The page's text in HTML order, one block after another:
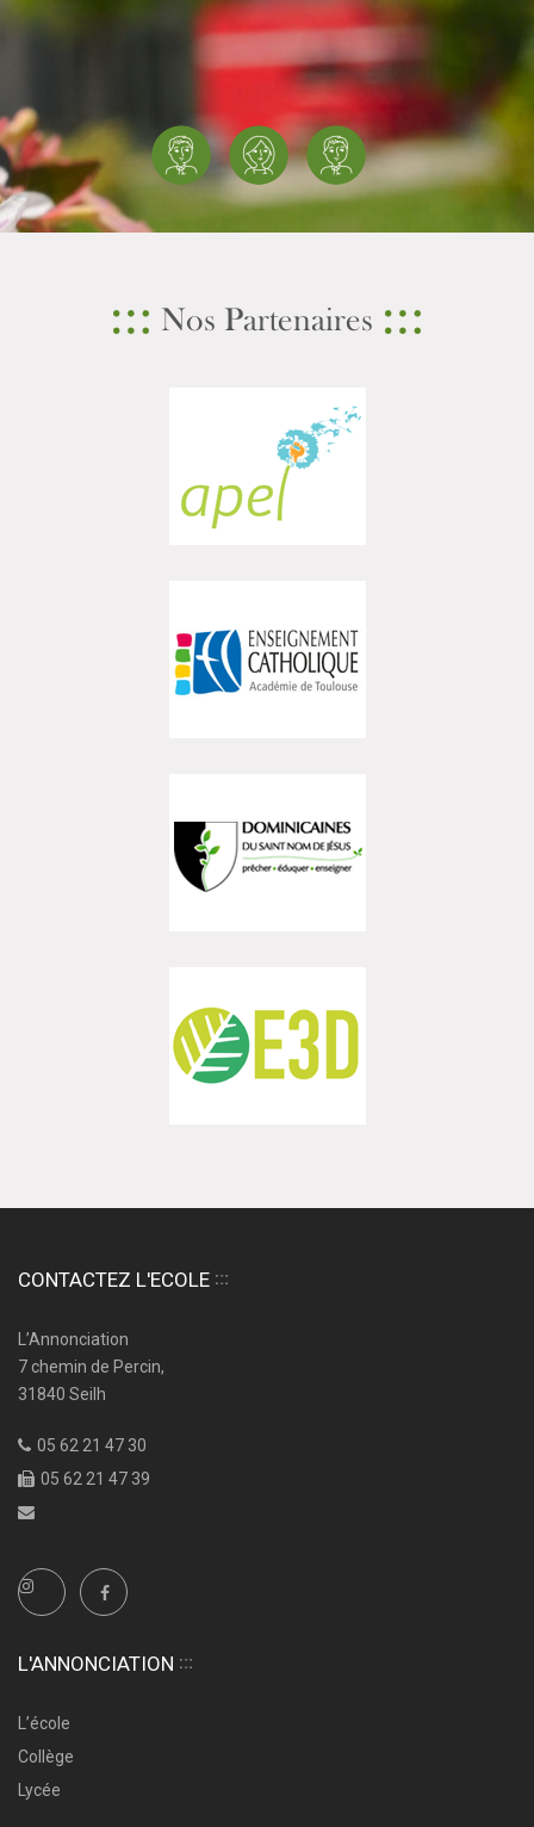
Nos Partenaires
CONTACTEZ L'ECOLE
L’Annonciation
7 chemin de Percin,
31840 Seilh
05 62 21 47 30
05 62 21 47 39
L'ANNONCIATION
L’école
Collège
Lycée